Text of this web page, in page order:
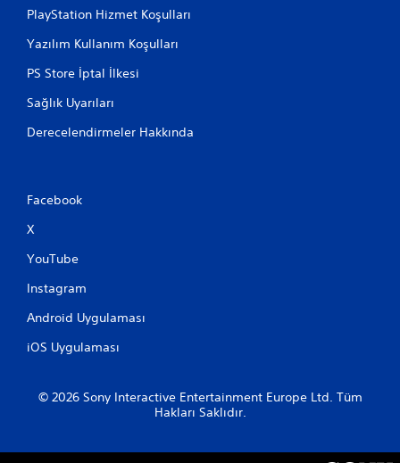
PlayStation Hizmet Koşulları
Yazılım Kullanım Koşulları
PS Store İptal İlkesi
Sağlık Uyarıları
Derecelendirmeler Hakkında
Facebook
X
YouTube
Instagram
Android Uygulaması
iOS Uygulaması
© 2026 Sony Interactive Entertainment Europe Ltd. Tüm
Hakları Saklıdır.